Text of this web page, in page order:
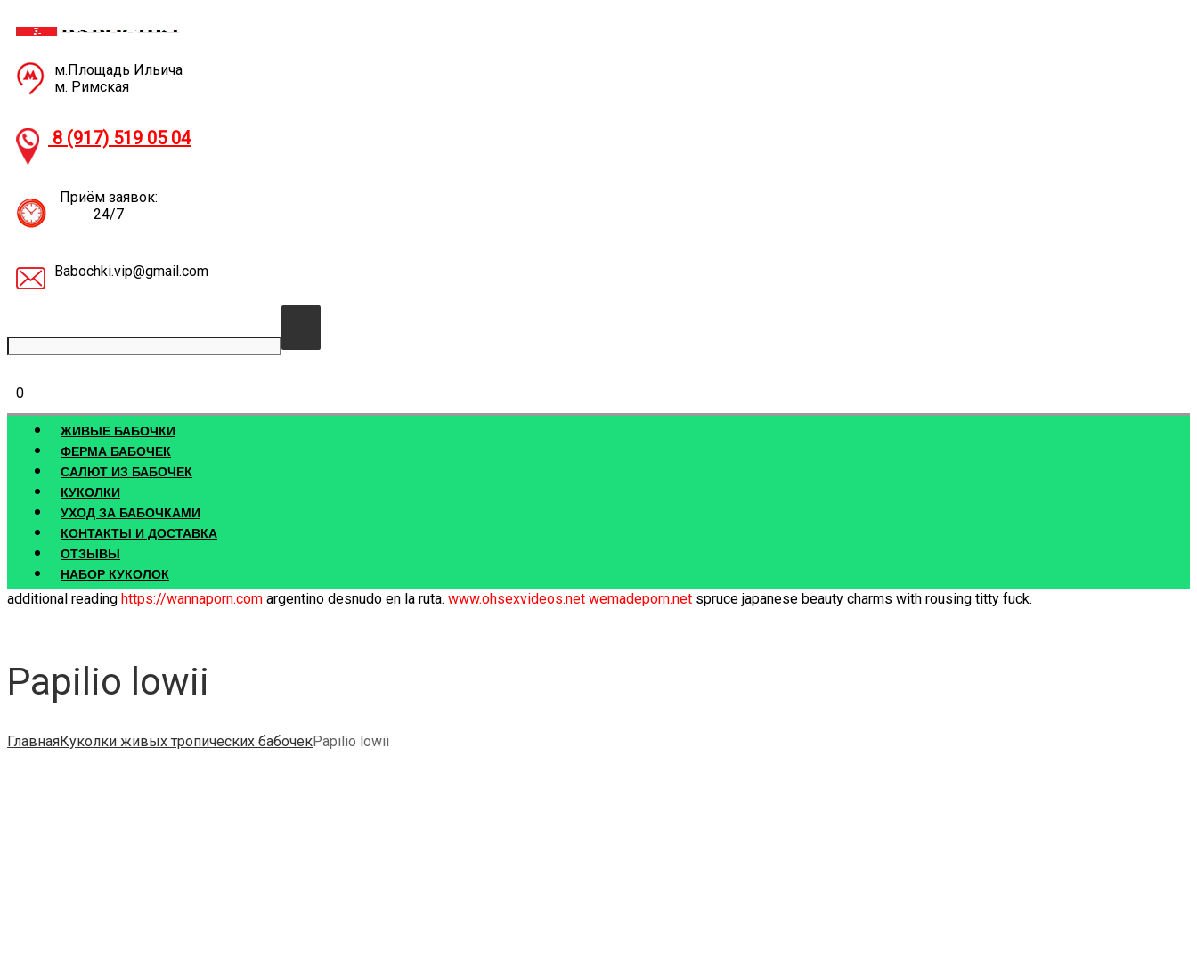
м.Площадь Ильича
м. Римская
8 (917) 519 05 04
Приём заявок:
24/7
Babochki.vip@gmail.com
0
ЖИВЫЕ БАБОЧКИ
ФЕРМА БАБОЧЕК
САЛЮТ ИЗ БАБОЧЕК
КУКОЛКИ
УХОД ЗА БАБОЧКАМИ
КОНТАКТЫ И ДОСТАВКА
ОТЗЫВЫ
НАБОР КУКОЛОК
additional reading https://wannaporn.com argentino desnudo en la ruta. www.ohsexvideos.net wemadeporn.net spruce japanese beauty charms with rousing titty fuck.
Papilio lowii
ГлавнаяКуколки живых тропических бабочекPapilio lowii